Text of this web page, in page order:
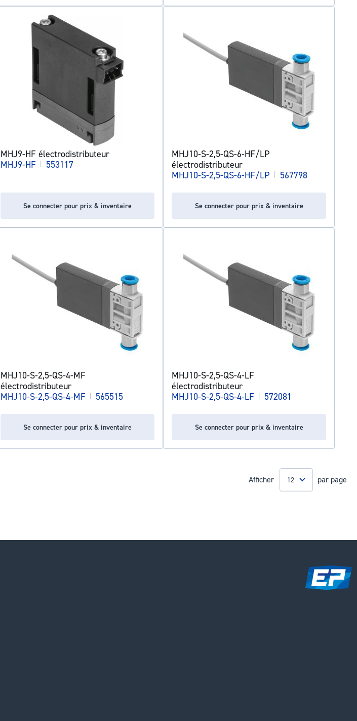
MHJ9-HF électrodistributeur
MHJ9-HF | 553117
Se connecter pour prix & inventaire
MHJ10-S-2,5-QS-6-HF/LP
électrodistributeur
MHJ10-S-2,5-QS-6-HF/LP | 567798
Se connecter pour prix & inventaire
MHJ10-S-2,5-QS-4-MF
électrodistributeur
MHJ10-S-2,5-QS-4-MF | 565515
Se connecter pour prix & inventaire
MHJ10-S-2,5-QS-4-LF
électrodistributeur
MHJ10-S-2,5-QS-4-LF | 572081
Se connecter pour prix & inventaire
Afficher par page